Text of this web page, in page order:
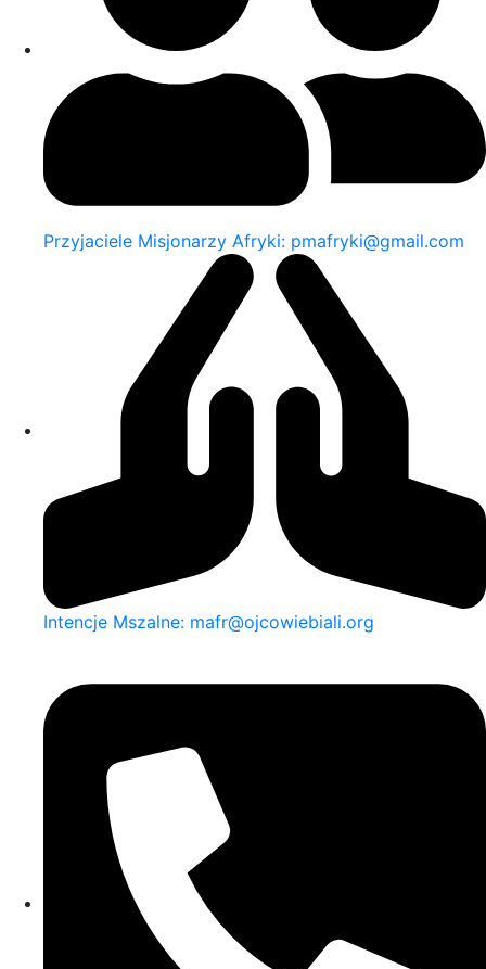
Przyjaciele Misjonarzy Afryki: pmafryki@gmail.com
Intencje Mszalne: mafr@ojcowiebiali.org